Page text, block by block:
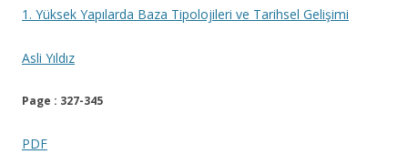
1. Yüksek Yapılarda Baza Tipolojileri ve Tarihsel Gelişimi
Asli Yıldız
Page : 327-345
PDF